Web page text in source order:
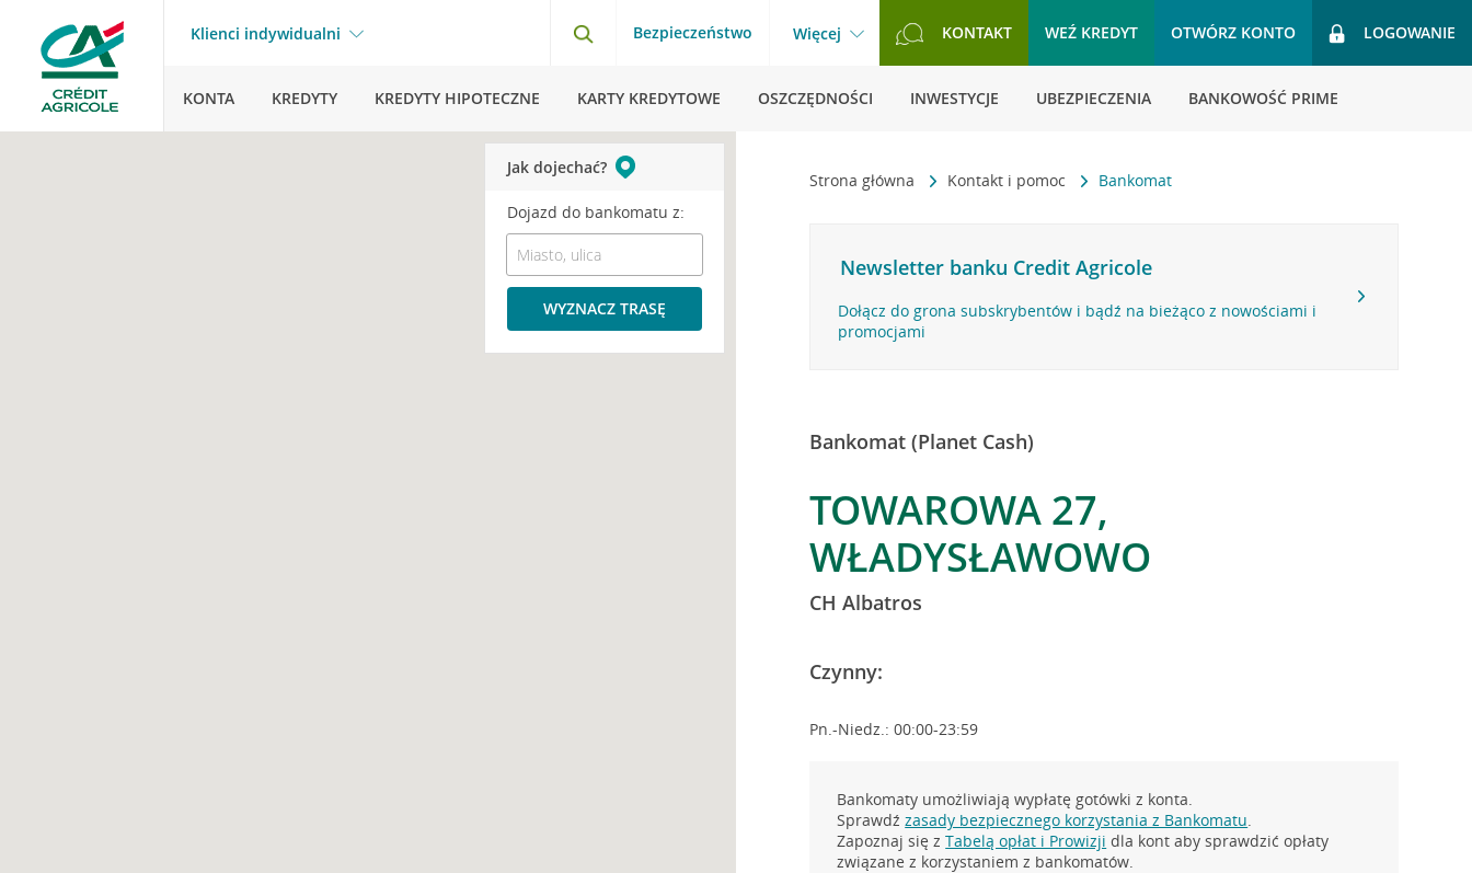
Klienci indywidualni Bezpieczeństwo Więcej KONTAKT WEŹ KREDYT OTWÓRZ KONTO LOGOWANIE
KONTA KREDYTY KREDYTY HIPOTECZNE KARTY KREDYTOWE OSZCZĘDNOŚCI INWESTYCJE UBEZPIECZENIA BANKOWOŚĆ PRIME
Strona główna Kontakt i pomoc Bankomat
Newsletter banku Credit Agricole
Dołącz do grona subskrybentów i bądź na bieżąco z nowościami i
promocjami
Bankomat (Planet Cash)
TOWAROWA 27,
WŁADYSŁAWOWO
CH Albatros
Czynny:
Pn.-Niedz.: 00:00-23:59
Bankomaty umożliwiają wypłatę gotówki z konta.
Sprawdźzasady bezpiecznego korzystania z Bankomatu.
Zapoznaj się zTabelą opłat i Prowizji dla kont aby sprawdzić opłaty
związane z korzystaniem z bankomatów.
Jak dojechać?
Dojazd do bankomatu z:
WYZNACZ TRASĘ